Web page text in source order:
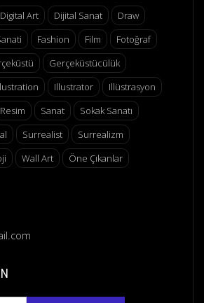
Digital Art Dijital Sanat
Draw
Fashion Film
Fotoğraf
Gerçeküstücülük
Illustrator
Illüstrasyon
Resim Sanat
Sokak Sanatı
Surrealist
Surrealizm
Wall Art Öne Çıkanlar